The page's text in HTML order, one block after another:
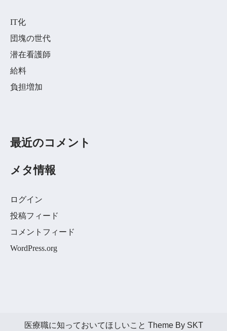
IT化
団塊の世代
潜在看護師
給料
負担増加
最近のコメント
メタ情報
ログイン
投稿フィード
コメントフィード
WordPress.org
医療職に知っておいてほしいこと Theme By SKT